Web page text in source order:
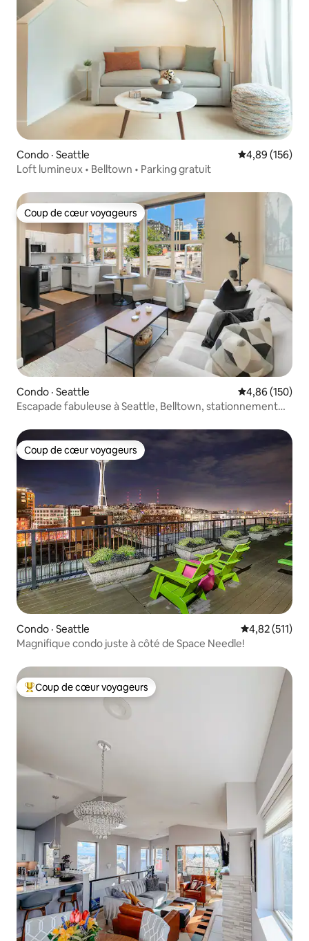
Condo · Seattle Note
4,89 (156)
Loft lumineux • Belltown • Parking gratuit
Coup de cœur voyageurs
Coup de cœur voyageurs
Condo · Seattle Note
4,86 (150)
Escapade fabuleuse à Seattle, Belltown, stationnement
Coup de cœur voyageurs
Coup de cœur voyageurs
Condo · Seattle Note
4,82 (511)
Magnifique condo juste à côté de Space Needle!
Coup de cœur voyageurs parmi les plus aimés
Coup de cœur voyageurs